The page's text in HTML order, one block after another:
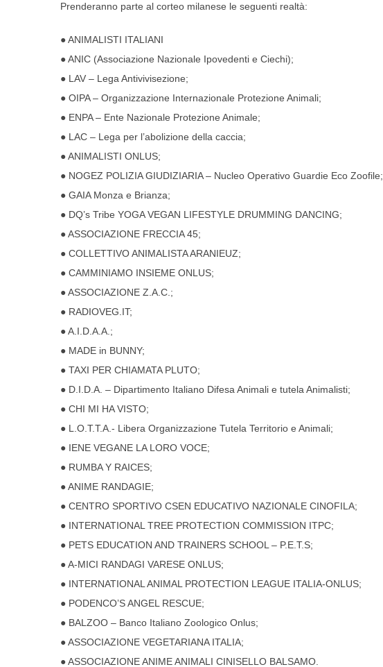
Prenderanno parte al corteo milanese le seguenti realtà:
● ANIMALISTI ITALIANI
● ANIC (Associazione Nazionale Ipovedenti e Ciechi);
● LAV – Lega Antivivisezione;
● OIPA – Organizzazione Internazionale Protezione Animali;
● ENPA – Ente Nazionale Protezione Animale;
● LAC – Lega per l’abolizione della caccia;
● ANIMALISTI ONLUS;
● NOGEZ POLIZIA GIUDIZIARIA – Nucleo Operativo Guardie Eco Zoofile;
● GAIA Monza e Brianza;
● DQ’s Tribe YOGA VEGAN LIFESTYLE DRUMMING DANCING;
● ASSOCIAZIONE FRECCIA 45;
● COLLETTIVO ANIMALISTA ARANIEUZ;
● CAMMINIAMO INSIEME ONLUS;
● ASSOCIAZIONE Z.A.C.;
● RADIOVEG.IT;
● A.I.D.A.A.;
● MADE in BUNNY;
● TAXI PER CHIAMATA PLUTO;
● D.I.D.A. – Dipartimento Italiano Difesa Animali e tutela Animalisti;
● CHI MI HA VISTO;
● L.O.T.T.A.- Libera Organizzazione Tutela Territorio e Animali;
● IENE VEGANE LA LORO VOCE;
● RUMBA Y RAICES;
● ANIME RANDAGIE;
● CENTRO SPORTIVO CSEN EDUCATIVO NAZIONALE CINOFILA;
● INTERNATIONAL TREE PROTECTION COMMISSION ITPC;
● PETS EDUCATION AND TRAINERS SCHOOL – P.E.T.S;
● A-MICI RANDAGI VARESE ONLUS;
● INTERNATIONAL ANIMAL PROTECTION LEAGUE ITALIA-ONLUS;
● PODENCO’S ANGEL RESCUE;
● BALZOO – Banco Italiano Zoologico Onlus;
● ASSOCIAZIONE VEGETARIANA ITALIA;
● ASSOCIAZIONE ANIME ANIMALI CINISELLO BALSAMO.